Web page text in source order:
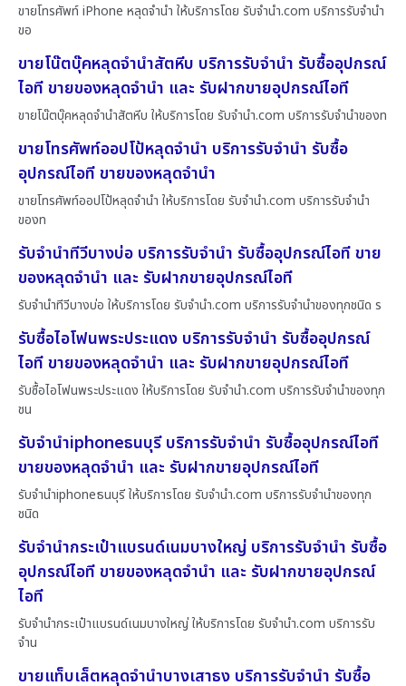
ขายโทรศัพท์ iPhone หลุดจำนำ ให้บริการโดย รับจํานํา.com บริการรับจำนำ
ขอ
ขายโน๊ตบุ๊คหลุดจำนำสัตหีบ บริการรับจำนำ รับซื้ออุปกรณ์
ไอที ขายของหลุดจำนำ และ รับฝากขายอุปกรณ์ไอที
ขายโน๊ตบุ๊คหลุดจำนำสัตหีบ ให้บริการโดย รับจํานํา.com บริการรับจำนำของท
ขายโทรศัพท์ออปโป้หลุดจำนำ บริการรับจำนำ รับซื้อ
อุปกรณ์ไอที ขายของหลุดจำนำ
ขายโทรศัพท์ออปโป้หลุดจำนำ ให้บริการโดย รับจํานํา.com บริการรับจำนำ
ของท
รับจำนำทีวีบางบ่อ บริการรับจำนำ รับซื้ออุปกรณ์ไอที ขาย
ของหลุดจำนำ และ รับฝากขายอุปกรณ์ไอที
รับจำนำทีวีบางบ่อ ให้บริการโดย รับจํานํา.com บริการรับจำนำของทุกชนิด ร
รับซื้อไอโฟนพระประแดง บริการรับจำนำ รับซื้ออุปกรณ์
ไอที ขายของหลุดจำนำ และ รับฝากขายอุปกรณ์ไอที
รับซื้อไอโฟนพระประแดง ให้บริการโดย รับจํานํา.com บริการรับจำนำของทุก
ชน
รับจำนำiphoneธนบุรี บริการรับจำนำ รับซื้ออุปกรณ์ไอที
ขายของหลุดจำนำ และ รับฝากขายอุปกรณ์ไอที
รับจำนำiphoneธนบุรี ให้บริการโดย รับจํานํา.com บริการรับจำนำของทุก
ชนิด
รับจำนำกระเป๋าแบรนด์เนมบางใหญ่ บริการรับจำนำ รับซื้อ
อุปกรณ์ไอที ขายของหลุดจำนำ และ รับฝากขายอุปกรณ์
ไอที
รับจำนำกระเป๋าแบรนด์เนมบางใหญ่ ให้บริการโดย รับจํานํา.com บริการรับ
จำน
ขายแท็บเล็ตหลุดจำนำบางเสาธง บริการรับจำนำ รับซื้อ